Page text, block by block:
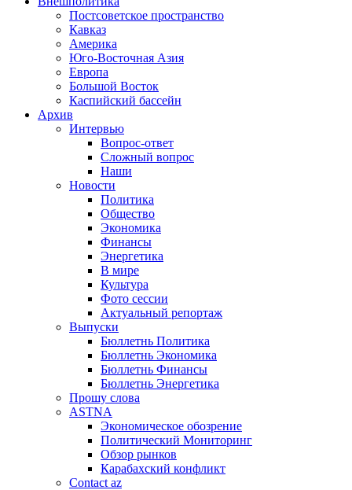
Постсоветское пространство
Кавказ
Америка
Юго-Восточная Азия
Европа
Большой Восток
Каспийский бассейн
Архив
Интервью
Вопрос-ответ
Сложный вопрос
Наши
Новости
Политика
Общество
Экономика
Финансы
Энергетика
В мире
Культура
Фото сессии
Актуальный репортаж
Выпуски
Бюллетнь Политика
Бюллетнь Экономика
Бюллетнь Финансы
Бюллетнь Энергетика
Прошу слова
ASTNA
Экономическое обозрение
Политический Мониторинг
Обзор рынков
Карабахский конфликт
Contact az